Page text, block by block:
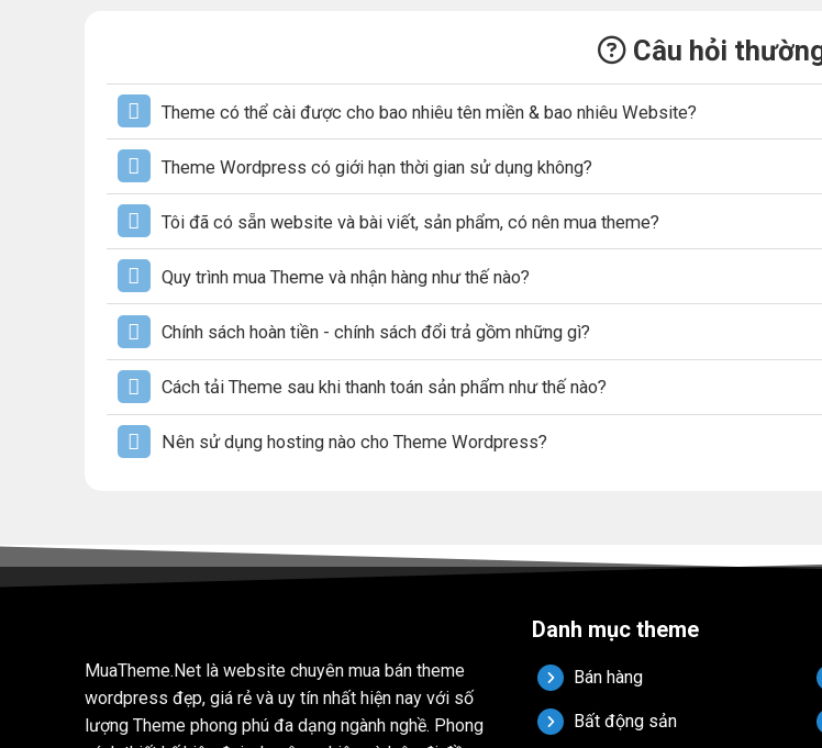
Câu hỏi
Theme có thể cài được cho bao nhiêu tên miền & bao nhiêu Website?
Theme Wordpress có giới hạn thời gian sử dụng không?
Tôi đã có sẵn website và bài viết, sản phẩm, có nên mua theme?
Quy trình mua Theme và nhận hàng như thế nào?
Chính sách hoàn tiền - chính sách đổi trả gồm những gì?
Cách tải Theme sau khi thanh toán sản phẩm như thế nào?
Nên sử dụng hosting nào cho Theme Wordpress?
MuaTheme.Net là website chuyên mua bán theme
wordpress đẹp, giá rẻ và uy tín nhất hiện nay với số
lượng Theme phong phú đa dạng ngành nghề. Phong
Danh mục theme
Bán hàng
Bất động sản